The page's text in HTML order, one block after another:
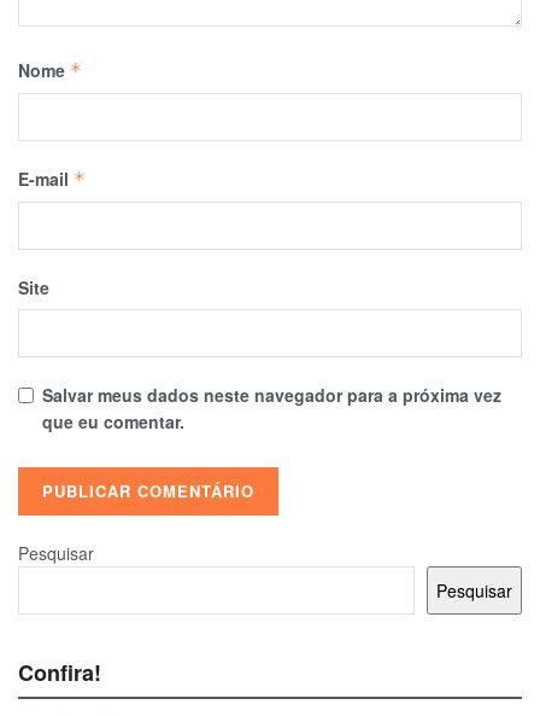
Nome *
E-mail *
Site
Salvar meus dados neste navegador para a próxima vez
que eu comentar.
Pesquisar
Pesquisar
Confira!